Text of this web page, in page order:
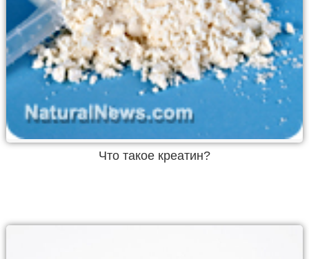
Что такое креатин?